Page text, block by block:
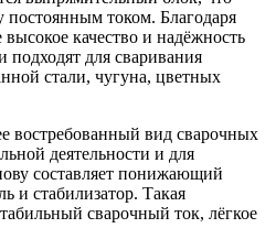
постоянным током. Благодаря
высокое качество и надёжность
для сваривания
стали, чугуна, цветных
востребованный вид сварочных
деятельности и для
составляет понижающий
и стабилизатор. Такая
сварочный ток, лёгкое